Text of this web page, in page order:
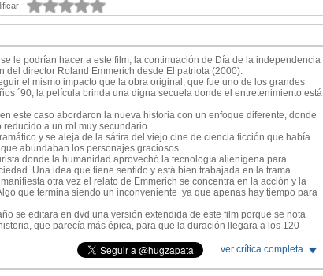
le podrían hacer a este film, la continuación de Día de la independencia
del director Roland Emmerich desde El patriota (2000).
el mismo impacto que la obra original, que fue uno de los grandes
´90, la película brinda una digna secuela donde el entretenimiento está
este caso abordaron la nueva historia con un enfoque diferente, donde
a un rol muy secundario.
y se aleja de la sátira del viejo cine de ciencia ficción que había
abundaban los personajes graciosos.
donde la humanidad aprovechó la tecnología alienígena para
Una idea que tiene sentido y está bien trabajada en la trama.
otra vez el relato de Emmerich se concentra en la acción y la
que termina siendo un inconveniente ya que apenas hay tiempo para
se editara en dvd una versión extendida de este film porque se nota
que parecía más épica, para que la duración llegara a los 120
en el acto final donde todo se desarrolla demasiado rápido.
en la nueva película son algunos elementos progresistas que presenta
ver crítica completa